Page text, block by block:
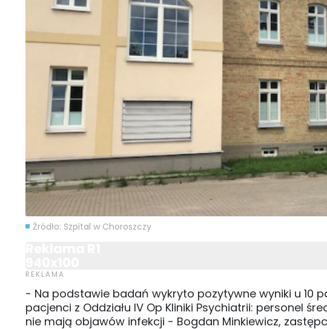
Źródło: Szpital w Choroszczy
- Na podstawie badań wykryto pozytywne wyniki u 10
pacjenci z Oddziału IV Op Kliniki Psychiatrii: personel
nie mają objawów infekcji - Bogdan Minkiewicz,